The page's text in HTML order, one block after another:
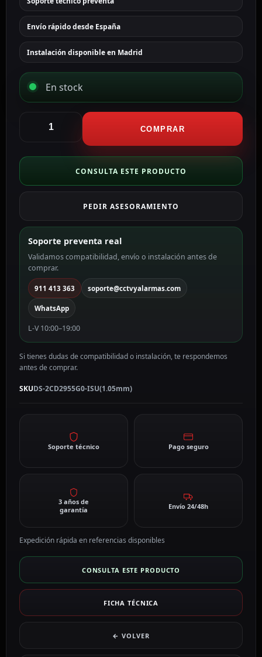
Envío rápido desde España
Instalación disponible en Madrid
En stock
Cámara
Fisheye
Mpx
(2560×1920)
blanco
5
MP,
1.05
mm,
PoE
DS-
2CD2955G0-
ISU(1.05mm)
cantidad
COMPRAR
CONSULTA ESTE PRODUCTO
PEDIR ASESORAMIENTO
Soporte preventa real
Validamos compatibilidad, envío o instalación antes de
comprar.
911 413 363 soporte@cctvyalarmas.com
WhatsApp
L-V 10:00–19:00
Si tienes dudas de compatibilidad o instalación, te respondemos
antes de comprar.
SKUDS-2CD2955G0-ISU(1.05mm)
Soporte técnico Pago seguro
3 años de
garantía
Envío 24/48h
Expedición rápida en referencias disponibles
CONSULTA ESTE PRODUCTO
FICHA TÉCNICA
← VOLVER